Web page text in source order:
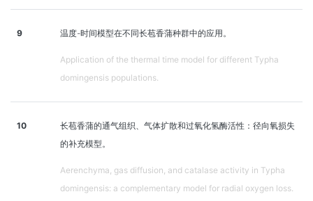
9 温度-时间模型在不同长苞香蒲种群中的应用。
Application of the thermal time model for different Typha
domingensis populations.
10
长苞香蒲的通气组织、气体扩散和过氧化氢酶活性：径向氧损失
的补充模型。
Aerenchyma, gas diffusion, and catalase activity in Typha
domingensis: a complementary model for radial oxygen loss.